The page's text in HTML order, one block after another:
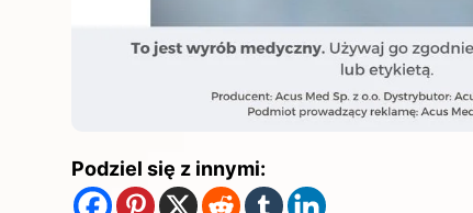
Podziel się z innymi: